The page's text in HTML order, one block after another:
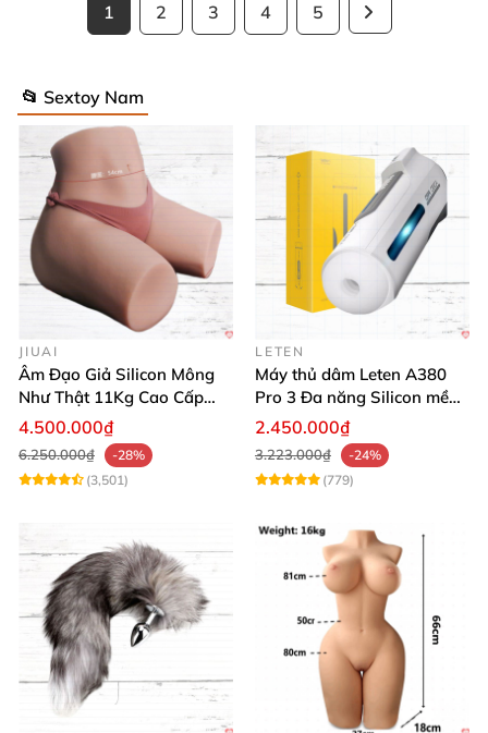
1 2 3 4 5
📂 Sextoy Nam
JIUAI
Âm Đạo Giả Silicon Mông
Như Thật 11Kg Cao Cấp
Tăng Khoái Cảm
4.500.000₫
6.250.000₫
-28%
(3,501)
LETEN
Máy thủ dâm Leten A380
Pro 3 Đa năng Silicon mềm
mại Cảm giác thật
2.450.000₫
3.223.000₫
-24%
(779)